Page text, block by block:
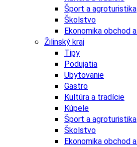
Šport a agroturistika
Školstvo
Ekonomika obchod
Žilinský kraj
Tipy
Podujatia
Ubytovanie
Gastro
Kultúra a tradície
Kúpele
Šport a agroturistika
Školstvo
Ekonomika obchod